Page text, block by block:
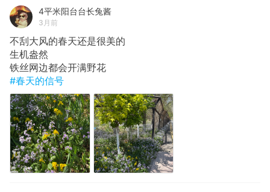
4平米阳台台长兔酱
3月前
不刮大风的春天还是很美的
生机盎然
铁丝网边都会开满野花
#春天的信号